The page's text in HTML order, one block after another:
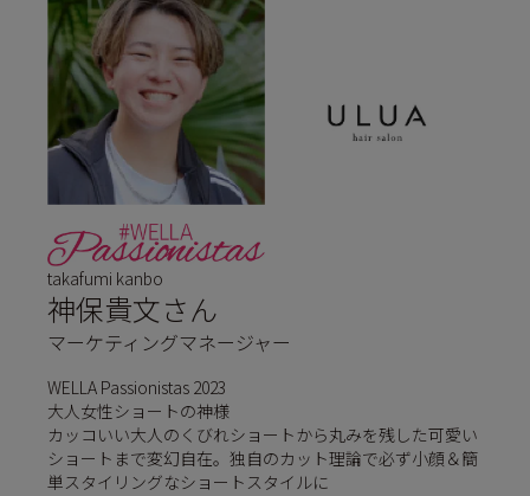
takafumi kanbo
神保貴文さん
マーケティングマネージャー
WELLA Passionistas 2023
大人女性ショートの神様
カッコいい大人のくびれショートから丸みを残した可愛い
ショートまで変幻自在。独自のカット理論で必ず小顔＆簡
単スタイリングなショートスタイルに